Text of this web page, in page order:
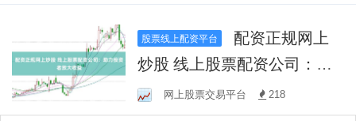
股票线上配资平台
炒股 线上股票配资公司：助
力投资者放大收益
网上股票交易平台 218